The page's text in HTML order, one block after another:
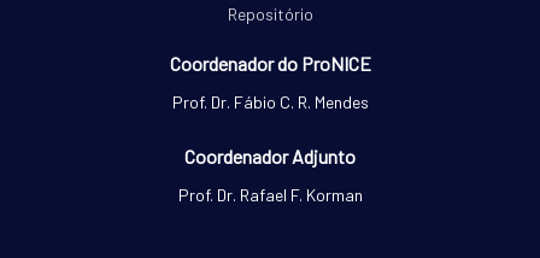
Repositório
Coordenador do ProNICE
Prof. Dr. Fábio C. R. Mendes
Coordenador Adjunto
Prof. Dr. Rafael F. Korman